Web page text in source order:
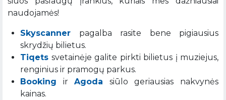
naudojamės!
Skyscanner pagalba rasite bene pigiausius
skrydžių bilietus.
Tiqets svetainėje galite pirkti bilietus į muziejus,
renginius ir pramogų parkus.
Booking irAgoda siūlo geriausias nakvynės
kainas.